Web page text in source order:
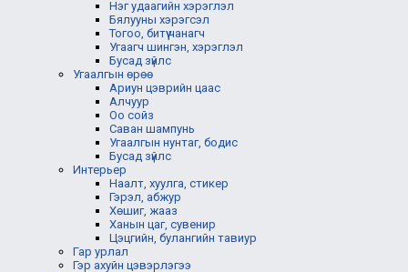
Нэг удаагийн хэрэглэл
Бялууны хэрэгсэл
Тогоо, битүү чанагч
Угаагч шингэн, хэрэглэл
Бусад зүйлс
Угаалгын өрөө
Ариун цэврийн цаас
Алчуур
Оо сойз
Саван шампунь
Угаалгын нунтаг, бодис
Бусад зүйлс
Интерьер
Наалт, хуулга, стикер
Гэрэл, абжур
Хөшиг, жааз
Ханын цаг, сувенир
Цэцгийн, булангийн тавиур
Гар урлал
Гэр ахуйн цэвэрлэгээ